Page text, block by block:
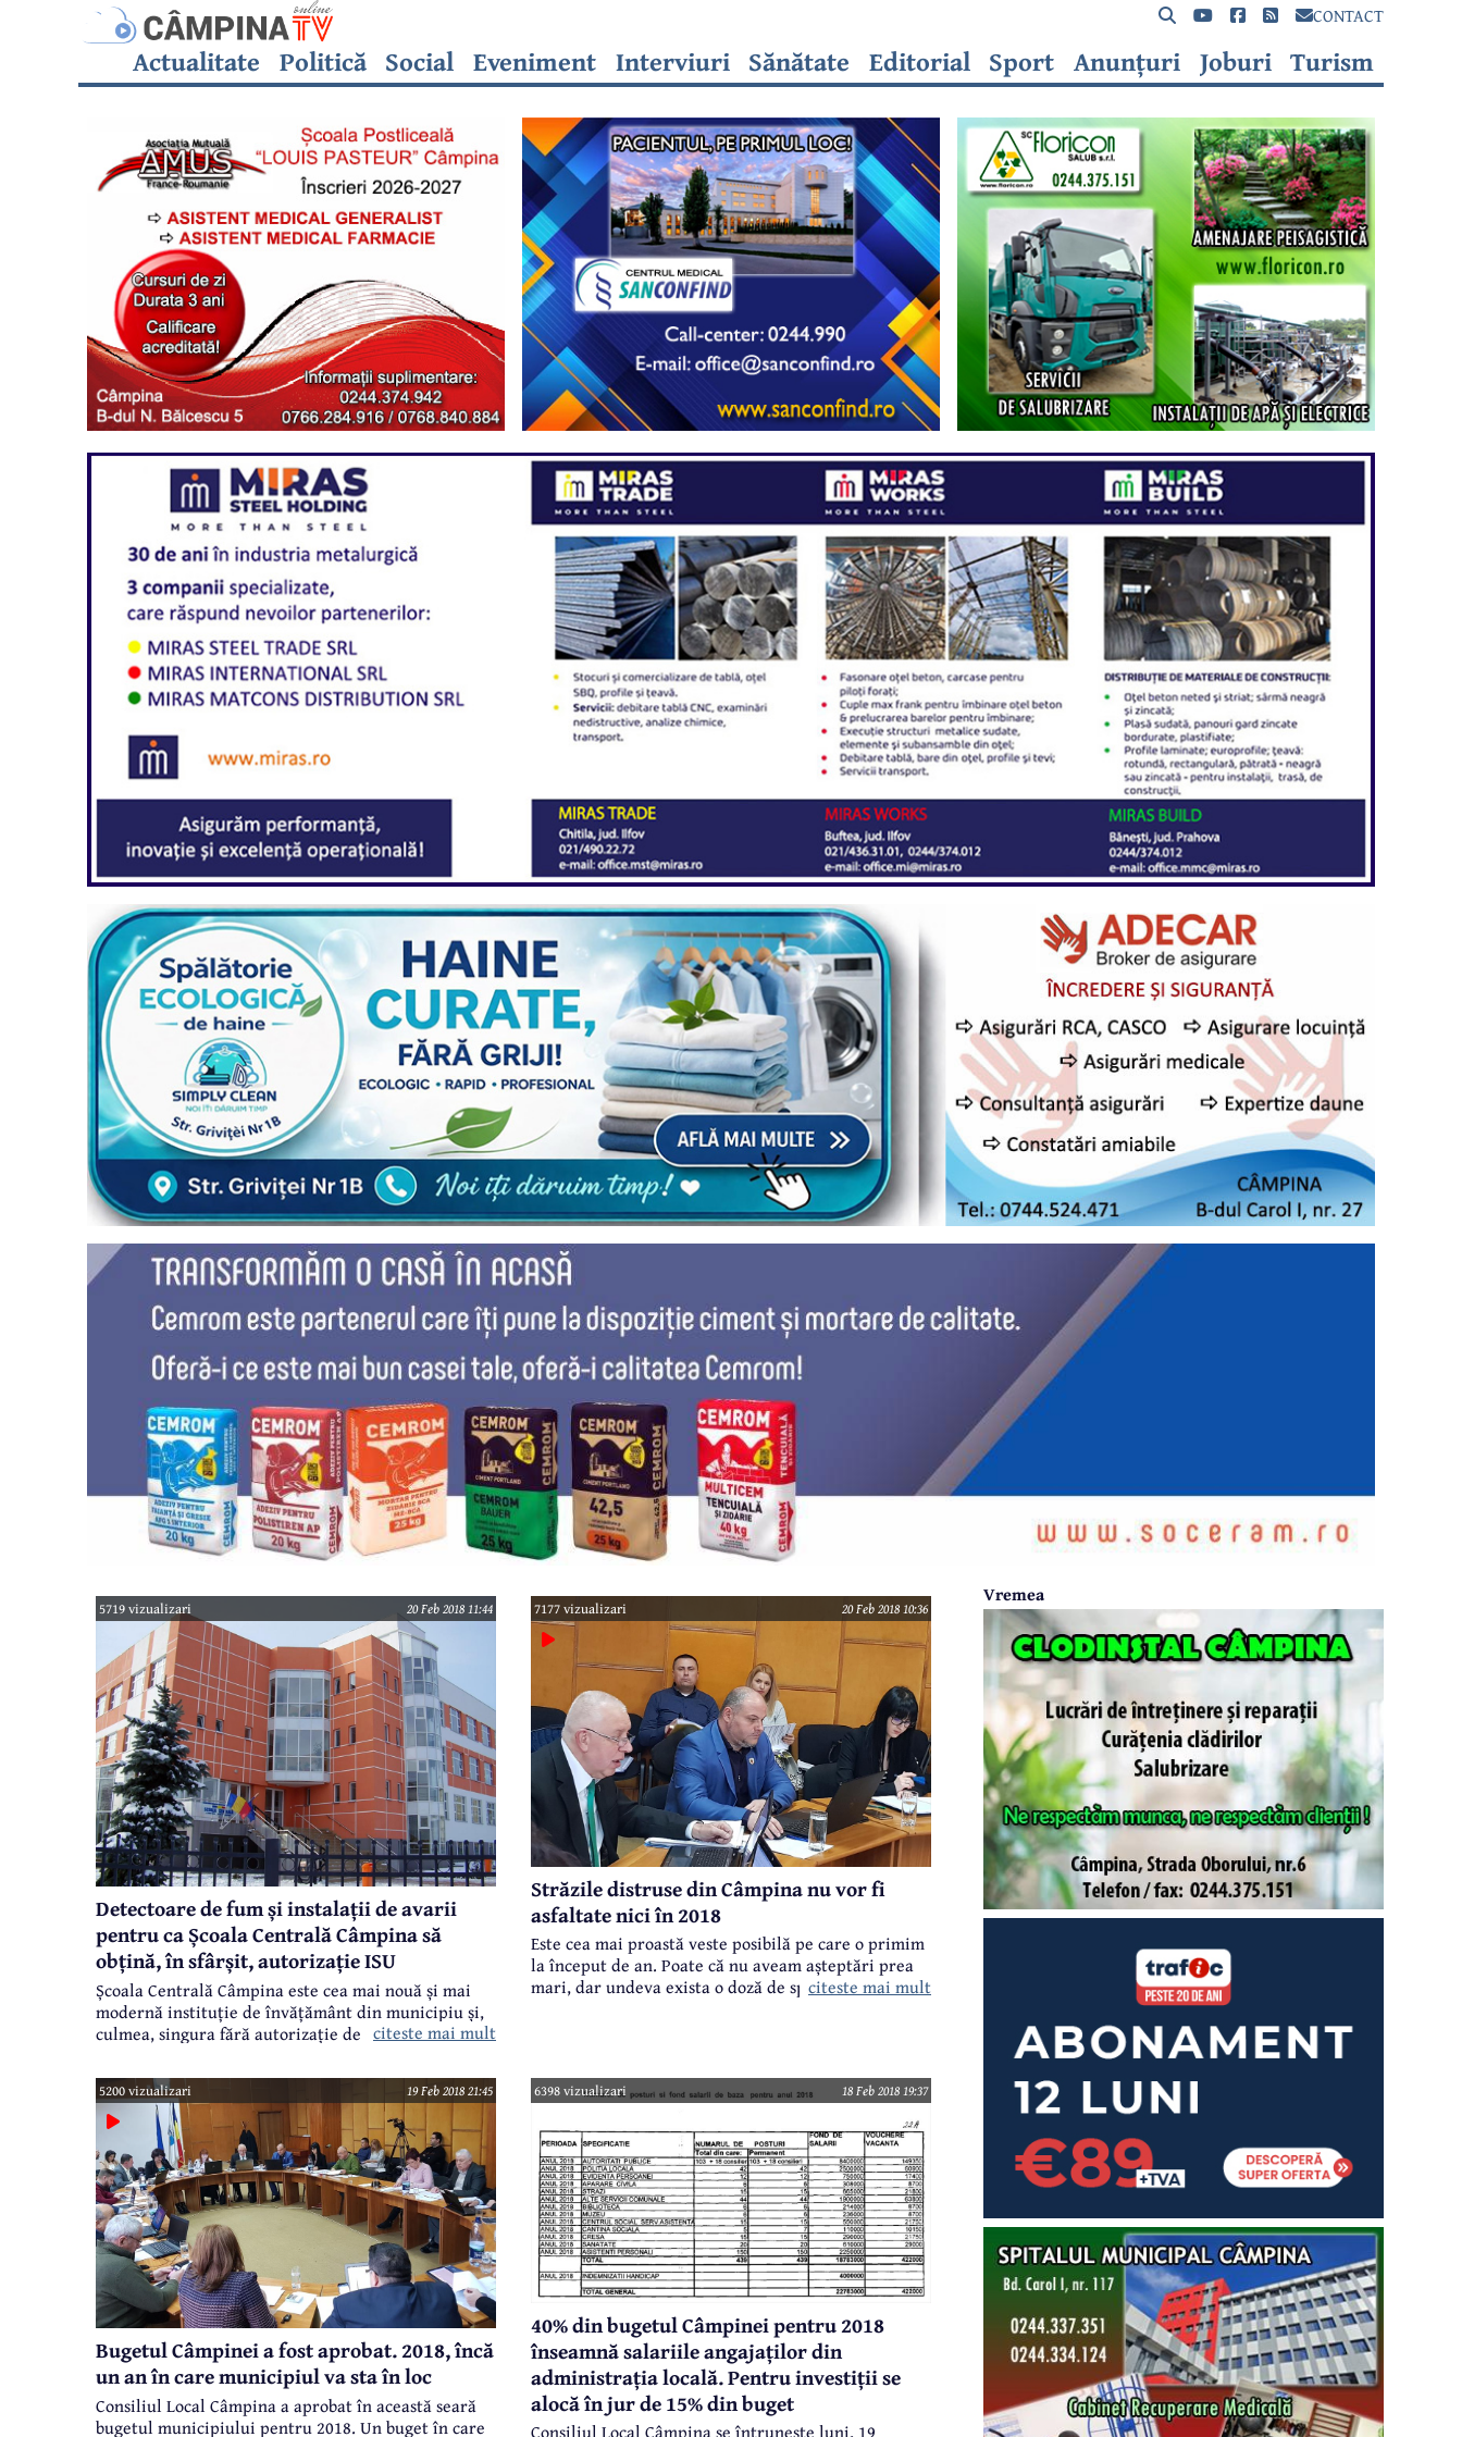
CONTACT
Actualitate Politică Social Eveniment Interviuri Sănătate Editorial Sport Anunțuri Joburi Turism
5719 vizualizari 20 Feb 2018 11:44
Detectoare de fum și instalații de avarii
pentru ca Școala Centrală Câmpina să
obțină, în sfârșit, autorizație ISU
Școala Centrală Câmpina este cea mai nouă și mai
modernă instituție de învățământ din municipiu și,
culmea, singura fără autorizație de la ISU pentru
despre această situație. Școala Centrală a fost dată
în folosință în anul 2007, iar până acum nu s-a reușit
obținerea autorizației ISU fie din motive de dotare,
fie din motive de dosar incomplet.
citeste mai mult
7177 vizualizari 20 Feb 2018 10:36
Străzile distruse din Câmpina nu vor fi
asfaltate nici în 2018
Este cea mai proastă veste posibilă pe care o primim
la început de an. Poate că nu aveam așteptări prea
mari, dar undeva exista o doză de speranță că
sunt bani.
citeste mai mult
5200 vizualizari 19 Feb 2018 21:45
Bugetul Câmpinei a fost aprobat. 2018, încă
un an în care municipiul va sta în loc
Consiliul Local Câmpina a aprobat în această seară
bugetul municipiului pentru 2018. Un buget în care
6398 vizualizari 18 Feb 2018 19:37
40% din bugetul Câmpinei pentru 2018
înseamnă salariile angajaților din
administrația locală. Pentru investiții se
alocă în jur de 15% din buget
Vremea